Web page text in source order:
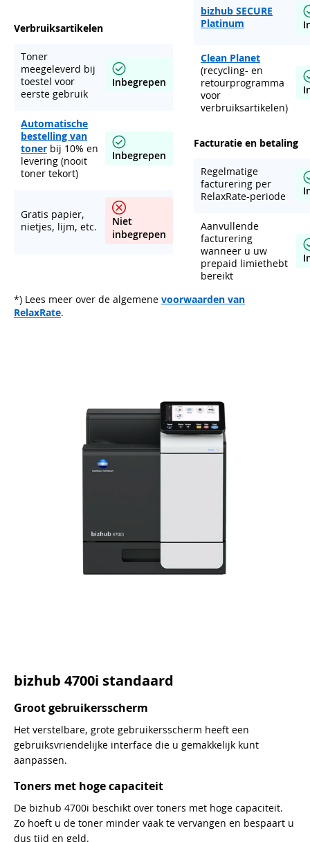
Verbruiksartikelen
Toner
meegeleverd bij
toestel voor
eerste gebruik
Inbegrepen
Automatische
bestelling van
toner bij 10% en
levering (nooit
toner tekort)
Inbegrepen
Gratis papier,
nietjes, lijm, etc.
Niet
inbegrepen
bizhub SECURE
Platinum
Clean Planet
(recycling- en
retourprogramma
voor
verbruiksartikelen)
Facturatie en betaling
Regelmatige
facturering per
RelaxRate-periode
Aanvullende
facturering
wanneer u uw
prepaid limiethebt
bereikt
*) Lees meer over de algemene voorwaarden van
RelaxRate.
bizhub 4700i standaard
Groot gebruikersscherm
Het verstelbare, grote gebruikersscherm heeft een
gebruiksvriendelijke interface die u gemakkelijk kunt
aanpassen.
Toners met hoge capaciteit
De bizhub 4700i beschikt over toners met hoge capaciteit.
Zo hoeft u de toner minder vaak te vervangen en bespaart u
dus tijd en geld.